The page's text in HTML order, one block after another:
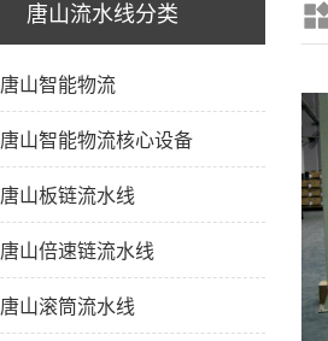
唐山流水线分类
唐山智能物流
唐山智能物流核心设备
唐山板链流水线
唐山倍速链流水线
唐山滚筒流水线